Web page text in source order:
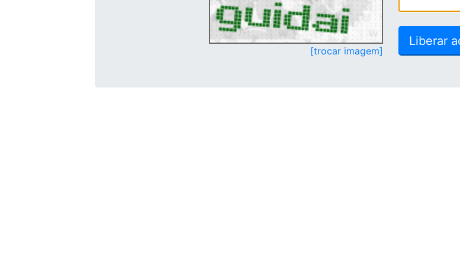
[trocar imagem]